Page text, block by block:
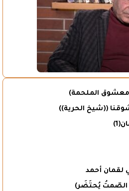
الملحمة)
((شيخ الحرية))
لقمان أحمد
الصّمتُ يُحتَضَر)